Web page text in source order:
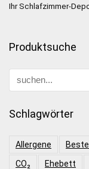
Ihr Schlafzimmer-
Produktsuche
Schlagwörter
Allergene
CO₂
Ehebett